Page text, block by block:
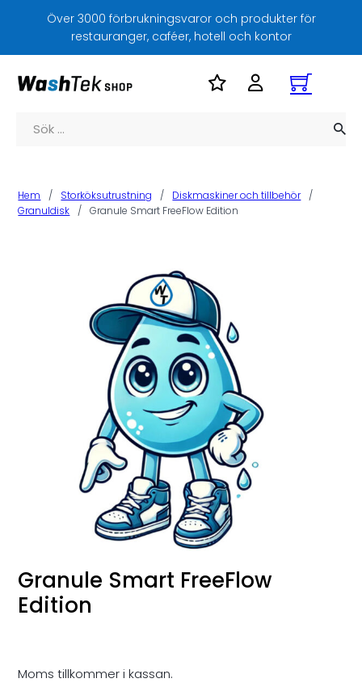
Över 3000 förbrukningsvaror och produkter för
restauranger, caféer, hotell och kontor
Sök
Hem / Storköksutrustning / Diskmaskiner och tillbehör
/
Granuldisk
/ Granule Smart FreeFlow Edition
Granule Smart FreeFlow
Edition
Moms tillkommer i kassan.